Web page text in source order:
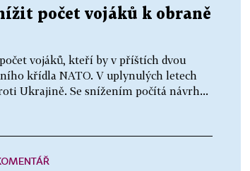
počet vojáků k obraně
vojáků, kteří by v příštích dvou
křídla NATO. V uplynulých letech
Ukrajině. Se snížením počítá návrh...